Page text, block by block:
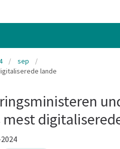
sep
lande
mest